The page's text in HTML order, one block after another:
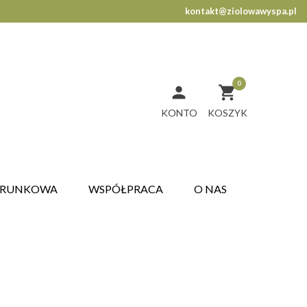
kontakt@ziolowawyspa.pl
0

KONTO
WSPÓŁPRACA O NAS